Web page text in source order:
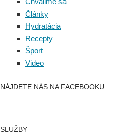
Články
Hydratácia
Recepty
Šport
Video
NÁJDETE NÁS NA FACEBOOKU
SLUŽBY